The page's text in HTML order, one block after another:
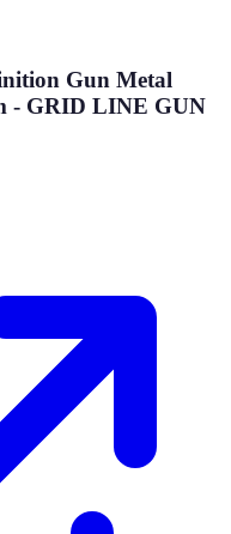
Gun Metal
- GRID LINE GUN